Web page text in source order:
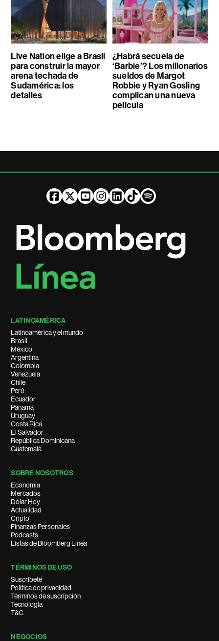
Live Nation elige a Brasil
para construir la mayor
arena techada de
Sudamérica: los
detalles
¿Habrá secuela de
‘Barbie’? Los millonarios
sueldos de Margot
Robbie y Ryan Gosling
complican una nueva
película
LATINOAMÉRICA
Latinoamérica y el mundo
Brasil
México
Argentina
Colombia
Venezuela
Chile
Perú
Ecuador
Panamá
Uruguay
Costa Rica
El Salvador
República Dominicana
Guatemala
SOBRE NOSOTROS
Economía
Mercados
Dólar Hoy
Actualidad
Cripto
Finanzas Personales
Podcasts
Listas de Bloomberg Línea
TÉRMINOS DE USO
Suscríbete
Política de privacidad
Términos de suscripción
Tecnología
T&C
NEGOCIOS